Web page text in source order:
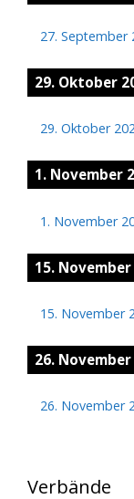
27. September
29. Oktober
29. Oktober
1. November
1. November
15. November
15. November
26. November
26. November
Verbände